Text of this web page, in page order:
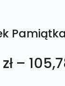
zł –